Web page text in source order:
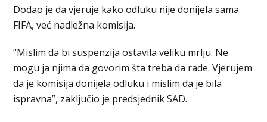
Dodao je da vjeruje kako odluku nije donijela sama
FIFA, već nadležna komisija.
“Mislim da bi suspenzija ostavila veliku mrlju. Ne
mogu ja njima da govorim šta treba da rade. Vjerujem
da je komisija donijela odluku i mislim da je bila
ispravna”, zaključio je predsjednik SAD.